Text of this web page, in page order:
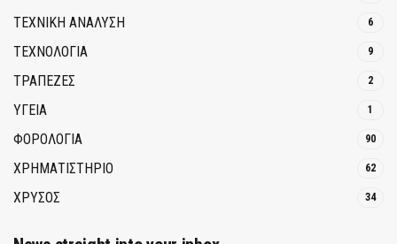
ΤΕΧΝΙΚΗ ΑΝΑΛΥΣΗ 6
ΤΕΧΝΟΛΟΓΙΑ 9
ΤΡΆΠΕΖΕΣ 2
ΥΓΕΙΑ 1
ΦΟΡΟΛΟΓΙΑ 90
ΧΡΗΜΑΤΙΣΤΗΡΙΟ 62
ΧΡΥΣΟΣ 34